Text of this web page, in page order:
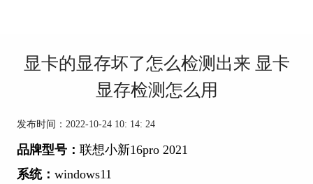
显卡的显存坏了怎么检测出来 显卡
显存检测怎么用
发布时间：2022-10-24 10: 14: 24
品牌型号： 联想小新16pro 2021
系统： windows11